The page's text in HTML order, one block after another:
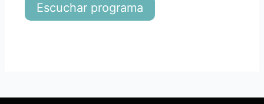
Escuchar programa